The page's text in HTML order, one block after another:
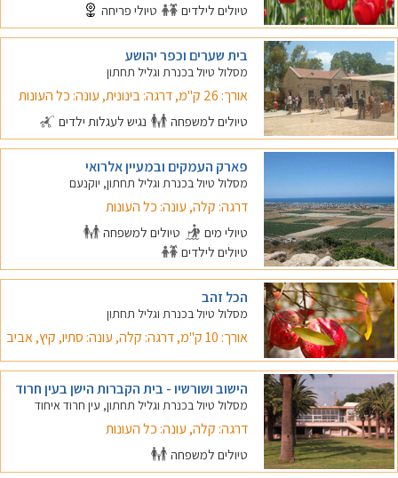
טיולים לילדים טיולי פריחה
בית שערים וכפר יהושע
מסלול טיול בכנרת וגליל תחתון
אורך: 26 ק"מ, דרגה: בינונית, עונה: כל העונות
טיולים למשפחה נגיש לעגלות ילדים
פארק העמקים ובמעיין אלרואי
מסלול טיול בכנרת וגליל תחתון, יוקנעם
דרגה: קלה, עונה: כל העונות
טיולי מים
טיולים למשפחה
טיולים לילדים
הכל זהב
מסלול טיול בכנרת וגליל תחתון
אורך: 10 ק"מ, דרגה: קלה, עונה: סתיו, קיץ, אביב
הישוב ושורשיו - בית הקברות הישן בעין חרוד
מסלול טיול בכנרת וגליל תחתון, עין חרוד איחוד
דרגה: קלה, עונה: כל העונות
טיולים למשפחה